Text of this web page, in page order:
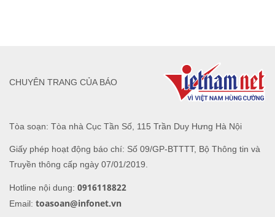
Tòa soạn: Tòa nhà Cục Tần Số, 115 Trần Duy Hưng Hà Nội
Giấy phép hoạt động báo chí: Số 09/GP-BTTTT, Bộ Thông tin và
Truyền thông cấp ngày 07/01/2019.
Hotline nội dung: 0916118822
Email: toasoan@infonet.vn
CHUYÊN TRANG CỦA BÁO